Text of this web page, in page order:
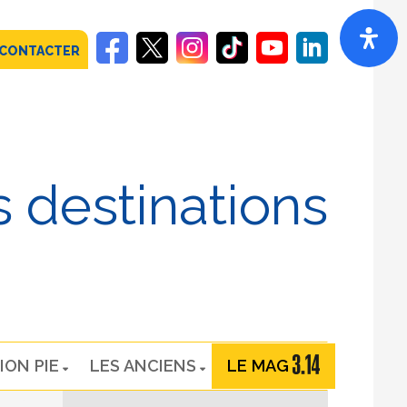
destinations
PIE LES ANCIENS LE MAG